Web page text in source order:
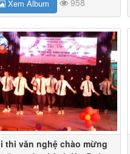
Xem Album
958
thi văn nghệ chào mừng